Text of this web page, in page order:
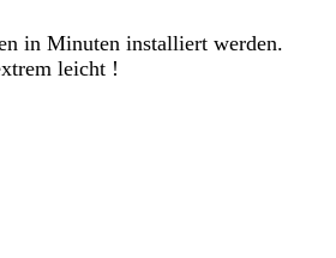
in Minuten installiert werden.
leicht !